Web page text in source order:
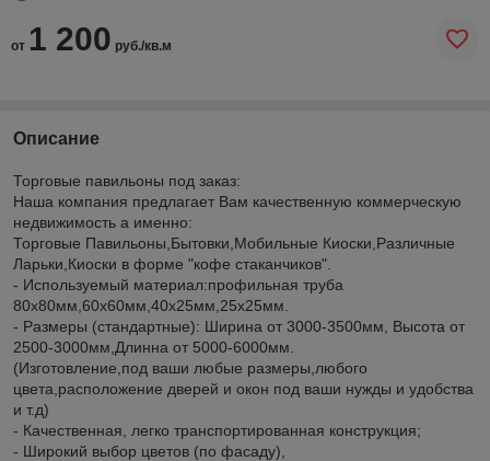
от 1 200 руб./кв.м
Описание
Торговые павильоны под заказ:
Наша компания предлагает Вам качественную коммерческую
недвижимость а именно:
Торговые Павильоны,Бытовки,Мобильные Киоски,Различные
Ларьки,Киоски в форме "кофе стаканчиков".
- Используемый материал:профильная труба
80х80мм,60х60мм,40х25мм,25х25мм.
- Размеры (стандартные): Ширина от 3000-3500мм, Высота от
2500-3000мм,Длинна от 5000-6000мм.
(Изготовление,под ваши любые размеры,любого
цвета,расположение дверей и окон под ваши нужды и удобства
и т.д)
- Качественная, легко транспортированная конструкция;
- Широкий выбор цветов (по фасаду),